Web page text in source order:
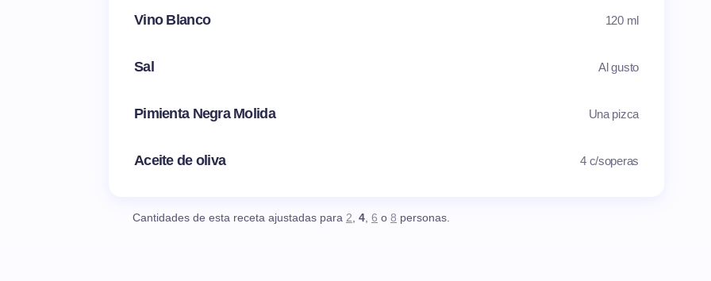
Vino Blanco 120 ml
Sal Al gusto
Pimienta Negra Molida Una pizca
Aceite de oliva 4 c/soperas
Cantidades de esta receta ajustadas para 2, 4, 6 o 8 personas.